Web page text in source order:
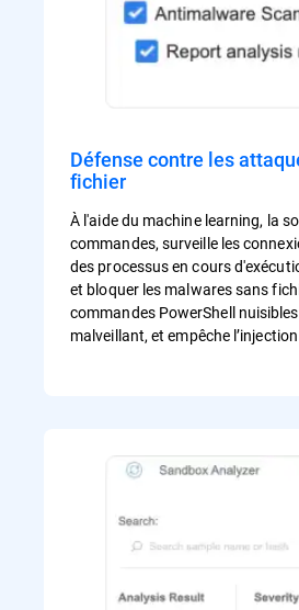
Défense contre les
fichier
À l'aide du machine learning, la
commandes, surveille les
des processus en cours
et bloquer les malwares sans
commandes PowerShell
malveillant, et empêche